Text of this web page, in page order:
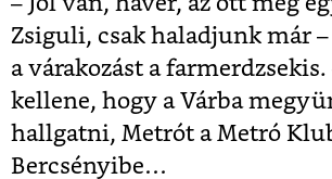
Zsiguli, csak haladjunk már
a várakozást a
kellene, hogy a Várba
hallgatni, Metrót a Metró
Bercsényibe…